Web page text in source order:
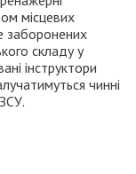
місцевих
заборонених
складу у
інструктори
чинні